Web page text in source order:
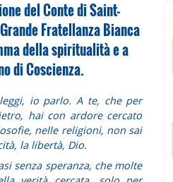
del Conte di Saint-
Fratellanza Bianca
della spiritualità e a
di Coscienza.
io parlo. A te, che per
hai con ardore cercato
nelle religioni, non sai
la libertà, Dio.
senza speranza, che molte